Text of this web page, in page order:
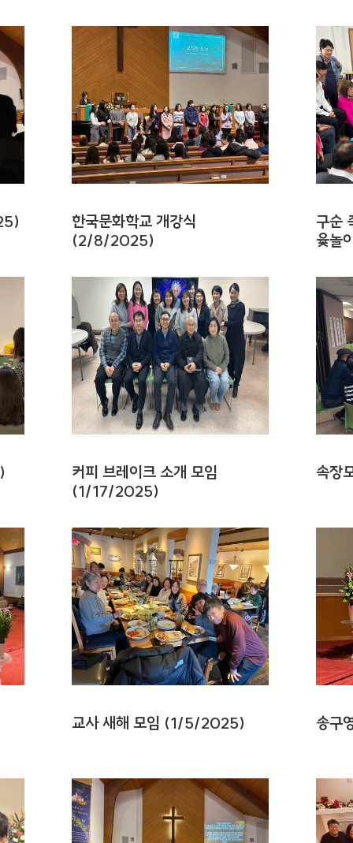
한국문화학교 개강식
(2/8/2025)
구순
윷놀
커피 브레이크 소개 모임
(1/17/2025)
속장
교사 새해 모임 (1/5/2025) 송구